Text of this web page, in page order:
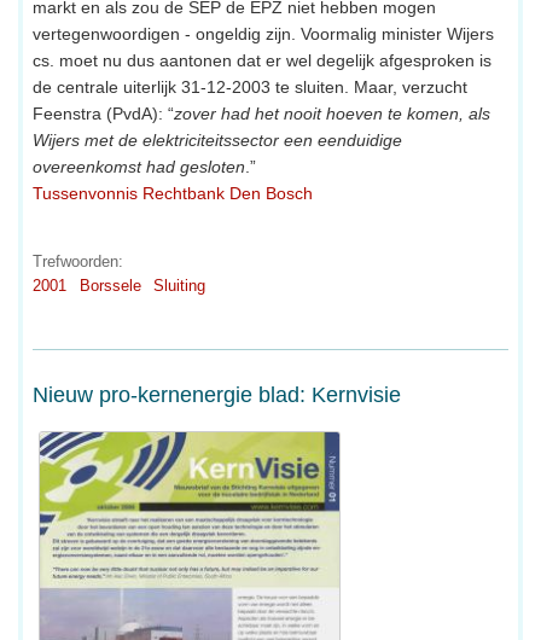
markt en als zou de SEP de EPZ niet hebben mogen
vertegenwoordigen - ongeldig zijn. Voormalig minister Wijers
cs. moet nu dus aantonen dat er wel degelijk afgesproken is
de centrale uiterlijk 31-12-2003 te sluiten. Maar, verzucht
Feenstra (PvdA): “zover had het nooit hoeven te komen, als
Wijers met de elektriciteitssector een eenduidige
overeenkomst had gesloten.”
Tussenvonnis Rechtbank Den Bosch
Trefwoorden:
2001
Borssele Sluiting
Nieuw pro-kernenergie blad: Kernvisie